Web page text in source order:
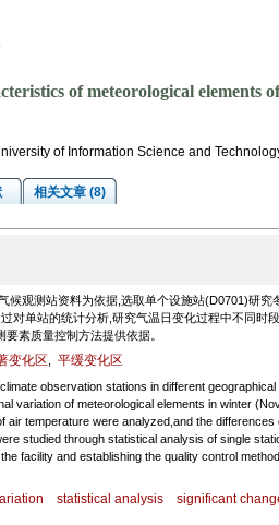
of meteorological elements
of Information Science and
相关文章 (8)
观测站资料为依据,选取单个设施站(D0701)研究
对单站的统计分析,研究气温日变化过程中不同时
素质量控制方法提供依据。
变化区 平缓变化区
observation stations in different
variation of meteorological elements in winter
temperature were analyzed,and the
studied through statistical analysis of single
facility and establishing the quality control
statistical analysis significant